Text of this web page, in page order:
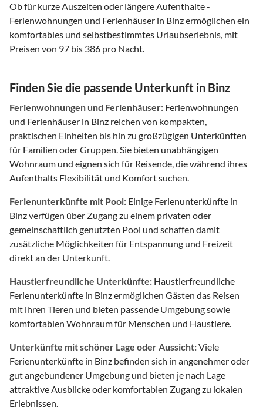
Ob für kurze Auszeiten oder längere Aufenthalte -
Ferienwohnungen und Ferienhäuser in Binz ermöglichen ein
komfortables und selbstbestimmtes Urlaubserlebnis, mit
Preisen von 97 bis 386 pro Nacht.
Finden Sie die passende Unterkunft in Binz
Ferienwohnungen und Ferienhäuser: Ferienwohnungen
und Ferienhäuser in Binz reichen von kompakten,
praktischen Einheiten bis hin zu großzügigen Unterkünften
für Familien oder Gruppen. Sie bieten unabhängigen
Wohnraum und eignen sich für Reisende, die während ihres
Aufenthalts Flexibilität und Komfort suchen.
Ferienunterkünfte mit Pool: Einige Ferienunterkünfte in
Binz verfügen über Zugang zu einem privaten oder
gemeinschaftlich genutzten Pool und schaffen damit
zusätzliche Möglichkeiten für Entspannung und Freizeit
direkt an der Unterkunft.
Haustierfreundliche Unterkünfte: Haustierfreundliche
Ferienunterkünfte in Binz ermöglichen Gästen das Reisen
mit ihren Tieren und bieten passende Umgebung sowie
komfortablen Wohnraum für Menschen und Haustiere.
Unterkünfte mit schöner Lage oder Aussicht:Viele
Ferienunterkünfte in Binz befinden sich in angenehmer oder
gut angebundener Umgebung und bieten je nach Lage
attraktive Ausblicke oder komfortablen Zugang zu lokalen
Erlebnissen.